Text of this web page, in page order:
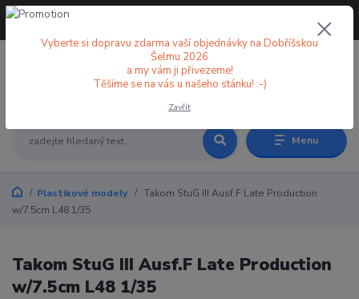
Menu
+420 773 998 582
Plastikové modely
Takom StuG III Ausf.F Late Production
w/7.5cm L48 1/35
Takom StuG III Ausf.F Late Production
w/7.5cm L48 1/35
Vyberte si dopravu zdarma vaší objednávky na Dobříšskou
Šelmu 2026
a my vám ji přivezeme!
Těšíme se na vás u našeho stánku! :-)
Zavřít